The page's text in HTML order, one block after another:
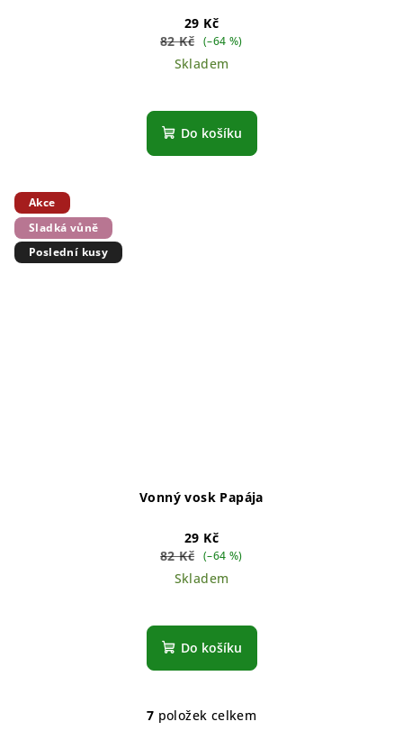
29 Kč
82 Kč (–64 %)
Skladem
Do košíku
Akce
Sladká vůně
Poslední kusy
Vonný vosk Papája
29 Kč
82 Kč (–64 %)
Skladem
Do košíku
O
7 položek celkem